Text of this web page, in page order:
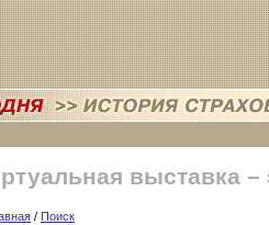
выставка –
/ Поиск